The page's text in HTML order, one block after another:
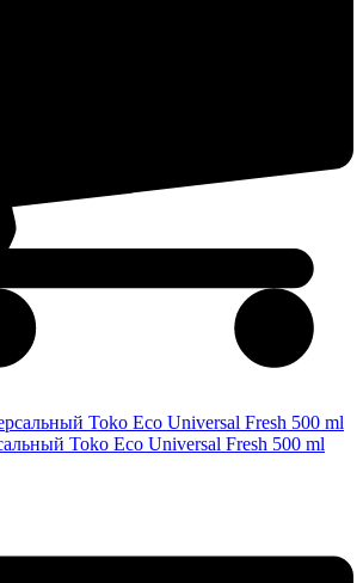
Toko Eco Universal Fresh 500 ml